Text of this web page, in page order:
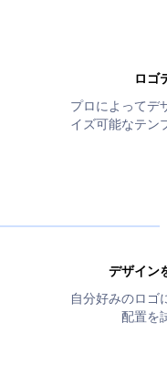
ロゴ
プロによってデ
イズ可能なテン
デザイン
自分好みのロゴ
配置を